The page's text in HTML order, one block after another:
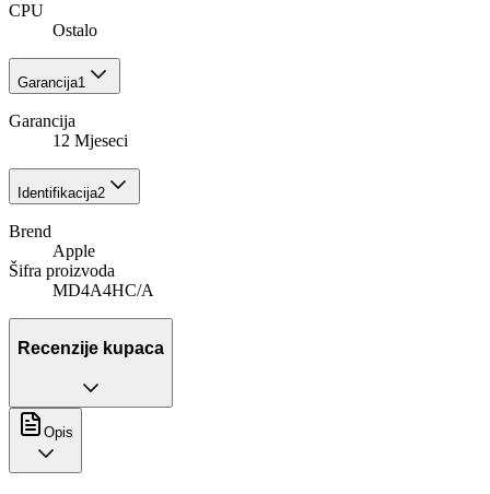
CPU
Ostalo
Garancija1
Garancija
12 Mjeseci
Identifikacija2
Brend
Apple
Šifra proizvoda
MD4A4HC/A
Recenzije kupaca
Opis